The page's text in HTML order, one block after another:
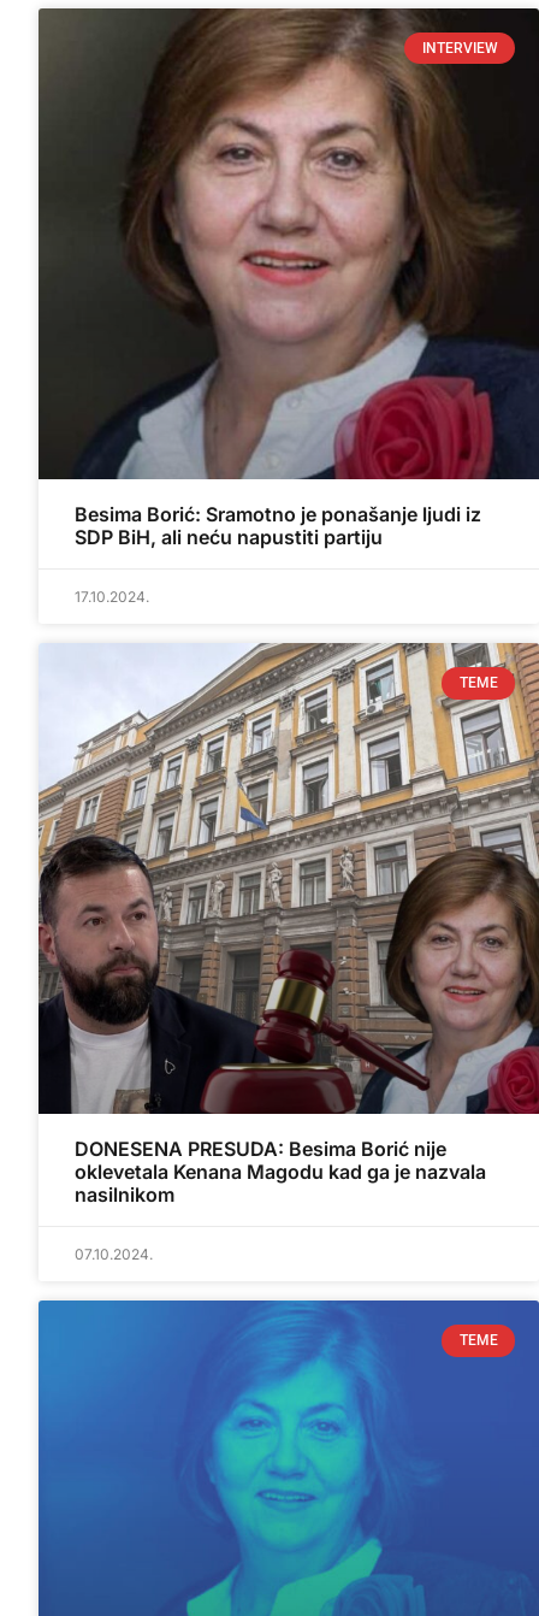
INTERVIEW
Besima Borić: Sramotno je ponašanje ljudi iz
SDP BiH, ali neću napustiti partiju
17.10.2024.
TEME
DONESENA PRESUDA: Besima Borić nije
oklevetala Kenana Magodu kad ga je nazvala
nasilnikom
07.10.2024.
TEME